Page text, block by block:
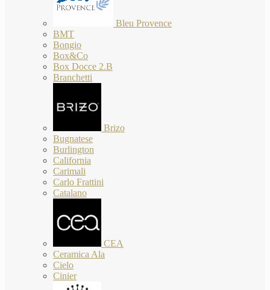
Bleu Provence
BMT
Bongio
Box&Co
Box Docce 2.B
Branchetti
Brizo
Bugnatese
Burlington
California
Carimali
Carlo Frattini
Catalano
CEA
Ceramica Ala
Cielo
Cinier